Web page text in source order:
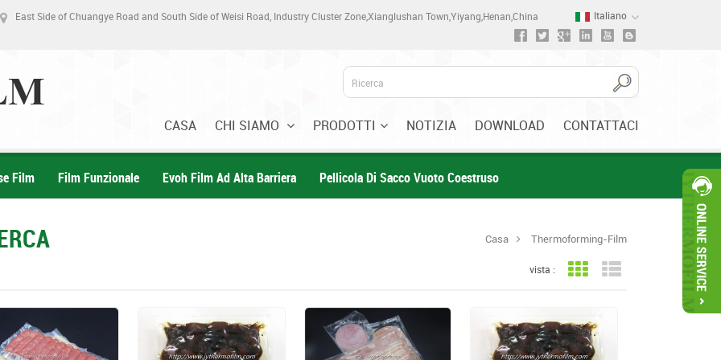
East Side of Chuangye Road and South Side of Weisi Road, Industry Cluster Zone,Xianglushan Town,Yiyang,Henan,China Italiano
CASA CHI SIAMO PRODOTTI NOTIZIA DOWNLOAD CONTATTACI
Film Film Funzionale Evoh Film Ad Alta Barriera Pellicola Di Sacco Vuoto Coestruso
Casa Thermoforming-Film
vista : Vista a grigliaVisualizzazione